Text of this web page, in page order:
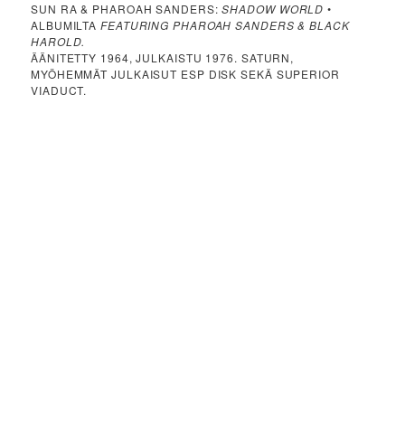
SUN RA & PHAROAH SANDERS:SHADOW WORLD•
ALBUMILTAFEATURING PHAROAH SANDERS & BLACK
HAROLD.
ÄÄNITETTY 1964, JULKAISTU 1976. SATURN,
MYÖHEMMÄT JULKAISUT ESP DISK SEKÄ SUPERIOR
VIADUCT.